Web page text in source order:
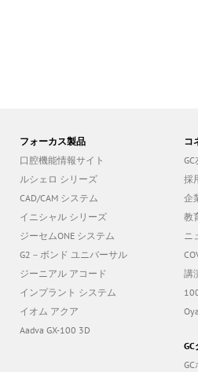
フォーカス製品
口腔機能情報サイト
ルシェロ シリーズ
CAD/CAM システム
イニシャル シリーズ
ジーセムONE システム
G2－ボンド ユニバーサル
ジーニアル アコード
インプラント システム
イオム アクア
Aadva GX-100 3D
コ
採
企
教
ニ
講